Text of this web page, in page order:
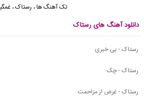
تک آهنگ ها، رستاک،
دانلود آهنگ های رستاک
رستاک - بی خبری
رستاک - چک
رستاک - غرض از مزاحمت